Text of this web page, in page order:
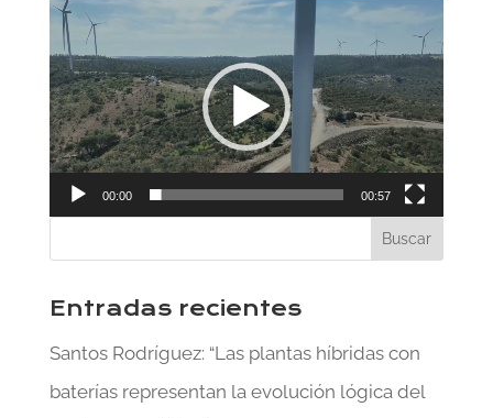
Reproductor
de
vídeo
00:00 00:57
Entradas recientes
Santos Rodríguez: “Las plantas híbridas con
baterías representan la evolución lógica del